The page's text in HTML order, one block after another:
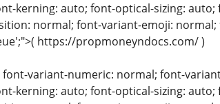
kerning: auto; font-optical-sizing:
normal; font-variant-emoji:
https://propmoneyndocs.com/ )
font-variant-numeric: normal; font-
kerning: auto; font-optical-sizing: